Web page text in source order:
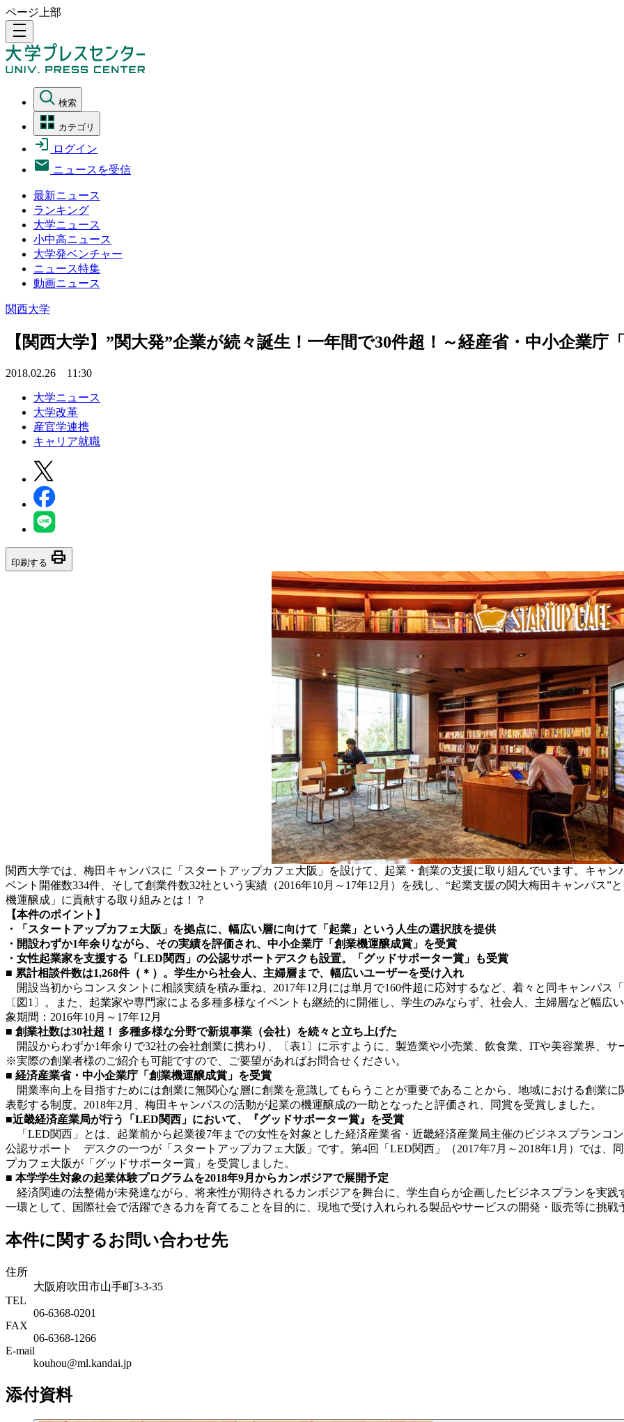
ページ上部
density_medium
検索
カテゴリ
ログイン
ニュースを受信
最新ニュース
ランキング
大学ニュース
小中高ニュース
大学発ベンチャー
ニュース特集
動画ニュース
関西大学
【関西大学】”関大発”企業が続々誕生！一年間で30件超！～経産省・中小企業庁
2018.02.26 11:30
大学ニュース
大学改革
産官学連携
キャリア就職
印刷する print
関西大学では、梅田キャンパスに「スタートアップカフェ大阪」を設けて、起業・創業の支援に取り組んでいます。キャ
ベント開催数334件、そして創業件数32社という実績（2016年10月～17年12月）を残し、“起業支援の関大梅田キャンパス
機運醸成」に貢献する取り組みとは！？
【本件のポイント】
・「 スタートアップカフェ大阪」を拠点に、幅広い層に向けて「起業」という人生の選択肢を提供
・開設わずか1年余りながら、その実績を評価され、中小企業庁「創業機運醸成賞」を受賞
・女性起業家を支援する「 LED関西」の公認サポートデスクも設置。「グッドサポーター賞」も受賞
■ 累計相談件数は1,268件（＊）。学生から社会人、主婦層まで、幅広いユーザーを受け入れ
開設当初からコンスタントに相談実績を積み重ね、2017年12月には単月で160件超に応対するなど、着々と同キャンパス
〔図1〕。また、起業家や専門家による多種多様なイベントも継続的に開催し、学生のみならず、社会人、主婦層など幅広
象期間：2016年10月～17年12月
■ 創業社数は30社超！ 多種多様な分野で新規事業（会社）を続々と立ち上げた
開設からわずか1年余りで32社の会社創業に携わり、〔表1〕に示すように、製造業や小売業、飲食業、ITや美容業界、
※実際の創業者様のご紹介も可能ですので、ご要望があればお問合せください。
■ 経済産業省・中小企業庁「創業機運醸成賞」を受賞
開業率向上を目指すためには創業に無関心な層に創業を意識してもらうことが重要であることから、地域における創業
表彰する制度。2018年2月、梅田キャンパスの活動が起業の機運醸成の一助となったと評価され、同賞を受賞しました。
■近畿経済産業局が行う「LED関西」において、『グッドサポーター賞』を受賞
「LED関西」とは、起業前から起業後7年までの女性を対象とした経済産業省・近畿経済産業局主催のビジネスプランコ
公認サポート デスクの一つが「スタートアップカフェ大阪」です。第4回「LED関西」（2017年7月～2018年1月）では、
プカフェ大阪が「グッドサポーター賞」を受賞しました。
■ 本学学生対象の起業体験プログラムを2018年9月からカンボジアで展開予定
経済関連の法整備が未発達ながら、将来性が期待されるカンボジアを舞台に、学生自らが企画したビジネスプランを実
一環として、国際社会で活躍できる力を育てることを目的に、現地で受け入れられる製品やサービスの開発・販売等に挑戦
本件に関するお問い合わせ先
住所
大阪府吹田市山手町3-3-35
TEL
06-6368-0201
FAX
06-6368-1266
E-mail
kouhou@ml.kandai.jp
添付資料